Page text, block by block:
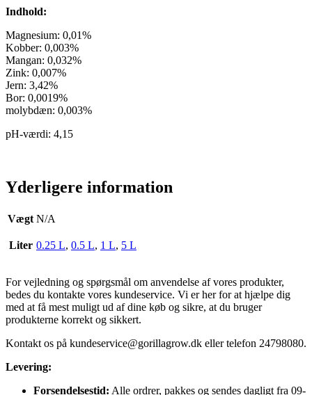
Indhold:
Magnesium: 0,01%
Kobber: 0,003%
Mangan: 0,032%
Zink: 0,007%
Jern: 3,42%
Bor: 0,0019%
molybdæn: 0,003%
pH-værdi: 4,15
Yderligere information
Vægt N/A
Liter 0.25 L, 0.5 L, 1 L, 5 L
For vejledning og spørgsmål om anvendelse af vores produkter,
bedes du kontakte vores kundeservice. Vi er her for at hjælpe dig
med at få mest muligt ud af dine køb og sikre, at du bruger
produkterne korrekt og sikkert.
Kontakt os på kundeservice@gorillagrow.dk eller telefon 24798080.
Levering:
Forsendelsestid: Alle ordrer, pakkes og sendes dagligt fra 09-